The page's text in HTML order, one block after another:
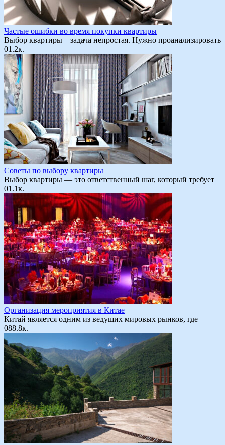
Частые ошибки во время покупки квартиры
Выбор квартиры – задача непростая. Нужно проанализировать
01.2к.
Советы по выбору квартиры
Выбор квартиры — это ответственный шаг, который требует
01.1к.
Организация мероприятия в Китае
Китай является одним из ведущих мировых рынков, где
088.8к.